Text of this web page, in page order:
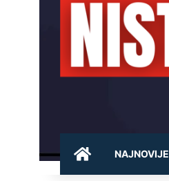
POČETNA
NAJNOVIJE